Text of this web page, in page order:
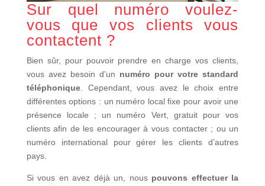
Sur quel numéro voulez-
vous que vos clients vous
contactent ?
Bien sûr, pour pouvoir prendre en charge vos clients,
vous avez besoin d’un numéro pour votre standard
téléphonique. Cependant, vous avez le choix entre
différentes options : un numéro local fixe pour avoir une
présence locale ; un numéro Vert, gratuit pour vos
clients afin de les encourager à vous contacter ; ou un
numéro international pour gérer les clients d’autres
pays.
Si vous en avez déjà un, nous pouvons effectuer la